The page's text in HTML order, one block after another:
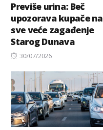
Previše urina: Beč
upozorava kupače na
sve veće zagađenje
Starog Dunava
Posted
30/07/2026